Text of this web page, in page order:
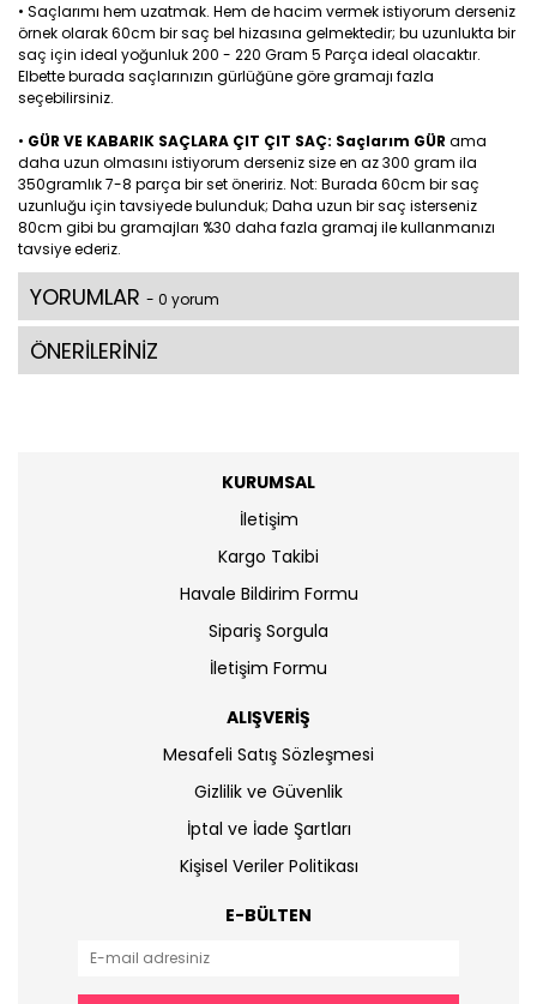
• Saçlarımı hem uzatmak. Hem de hacim vermek istiyorum derseniz
örnek olarak 60cm bir saç bel hizasına gelmektedir; bu uzunlukta bir
saç için ideal yoğunluk 200 - 220 Gram 5 Parça ideal olacaktır.
Elbette burada saçlarınızın gürlüğüne göre gramajı fazla
seçebilirsiniz.
• GÜR VE KABARIK SAÇLARA ÇIT ÇIT SAÇ: Saçlarım GÜR ama
daha uzun olmasını istiyorum derseniz size en az 300 gram ila
350gramlık 7-8 parça bir set öneririz. Not: Burada 60cm bir saç
uzunluğu için tavsiyede bulunduk; Daha uzun bir saç isterseniz
80cm gibi bu gramajları %30 daha fazla gramaj ile kullanmanızı
tavsiye ederiz.
YORUMLAR - 0 yorum
ÖNERİLERİNİZ
KURUMSAL
İletişim
Kargo Takibi
Havale Bildirim Formu
Sipariş Sorgula
İletişim Formu
ALIŞVERİŞ
Mesafeli Satış Sözleşmesi
Gizlilik ve Güvenlik
İptal ve İade Şartları
Kişisel Veriler Politikası
E-BÜLTEN